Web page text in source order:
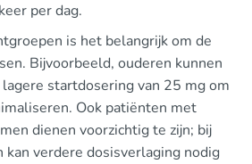
per dag.
is het belangrijk om de
Bijvoorbeeld, ouderen kunnen
startdosering van 25 mg om
Ook patiënten met
dienen voorzichtig te zijn; bij
verdere dosisverlaging nodig